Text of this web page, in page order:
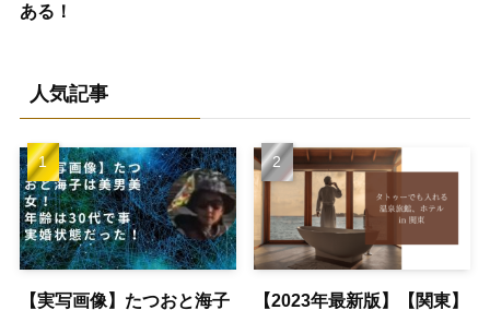
ある！
人気記事
【実写画像】たつおと海子
【2023年最新版】【関東】